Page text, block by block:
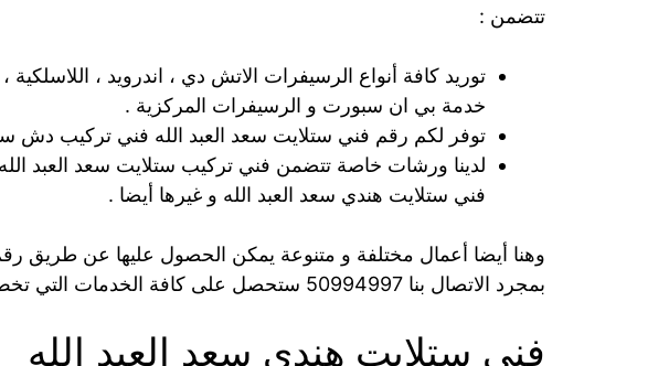
تتضمن :
توريد كافة أنواع الرسيفرات الاتش دي ، اندرويد ، اللاسلكية ،
خدمة بي ان سبورت و الرسيفرات المركزية .
توفر لكم رقم فني ستلايت سعد العبد الله فني تركيب دش
لدينا ورشات خاصة تتضمن فني تركيب ستلايت سعد العبد
فني ستلايت هندي سعد العبد الله و غيرها أيضا .
وهنا أيضا أعمال مختلفة و متنوعة يمكن الحصول عليها عن طريق
بمجرد الاتصال بنا 50994997 ستحصل على كافة الخدمات التي تخص الرسيفرات و الستلايتات .
فني ستلايت هندي سعد العبد الله